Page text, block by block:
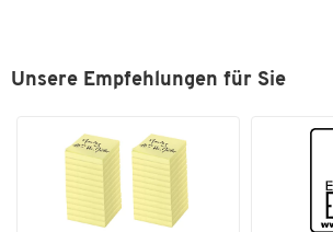
Unsere Empfehlungen für Sie